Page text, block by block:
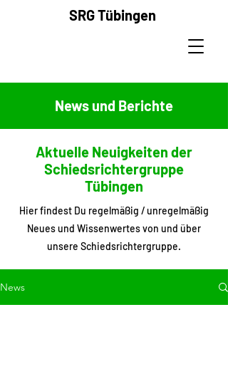
SRGTübingen
News und Berichte
Aktuelle Neuigkeiten der
Schiedsrichtergruppe
Tübingen
Hier findest Du regelmäßig / unregelmäßig
Neues und Wissenwertes von und über
unsere Schiedsrichtergruppe.
News